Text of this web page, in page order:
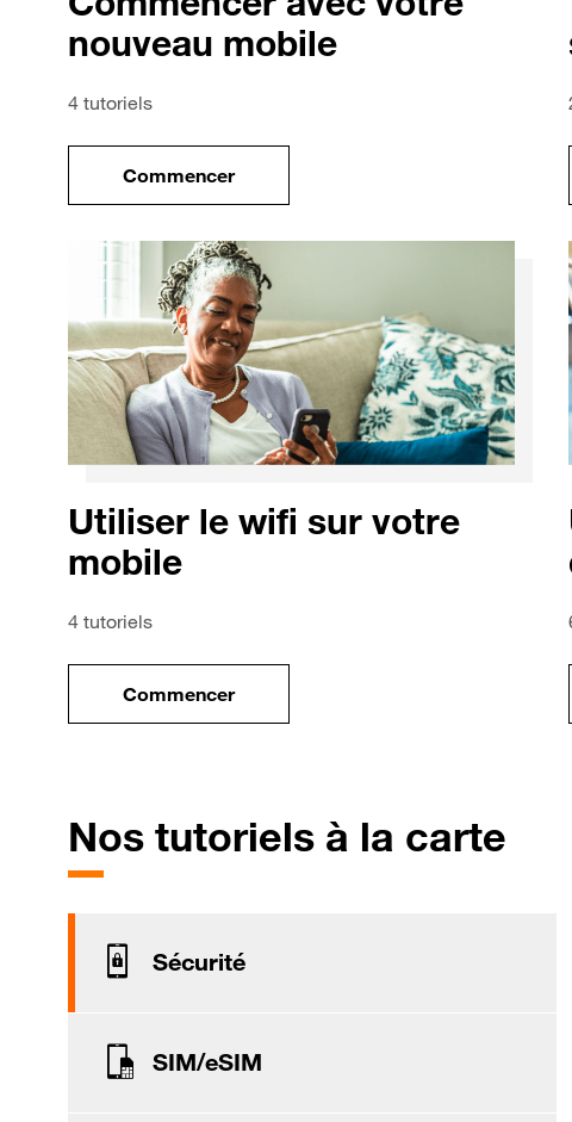
nouveau mobile
4 tutoriels
Commencerle tuto pour Commencer avec votre
Utiliser le wifi sur votre
mobile
4 tutoriels
Commencerle tuto pour Utiliser le wifi sur votre mobile
Nos tutoriels à la carte
Sécurité
SIM/eSIM